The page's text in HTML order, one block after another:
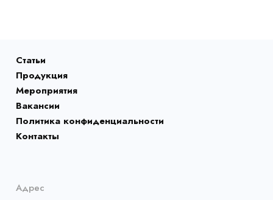
Статьи
Продукция
Мероприятия
Вакансии
Политика конфиденциальности
Контакты
Адрес